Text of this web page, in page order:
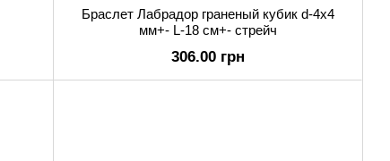
Браслет Лабрадор граненый кубик d-4х4
мм+- L-18 см+- стрейч
306.00 грн